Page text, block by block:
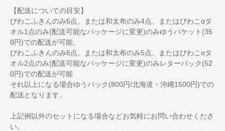
【配送についての目安】
びわこふきんのみ6点、または和太布のみ4点、またはびわこαタ
オル1点のみ(配送可能なパッケージに変更)のみゆうパケット(35
0円)での配送が可能、
びわこふきんのみ6点、または和太布のみ5点、またはびわこαタ
オル2点のみ(配送可能なパッケージに変更)のみレターパック(52
0円)での配送が可能
それ以上になる場合ゆうパック(800円/北海道・沖縄1500円)での
配送となります。
上記例以外のセットになる場合などお気軽にお問い合わせくださ
い。